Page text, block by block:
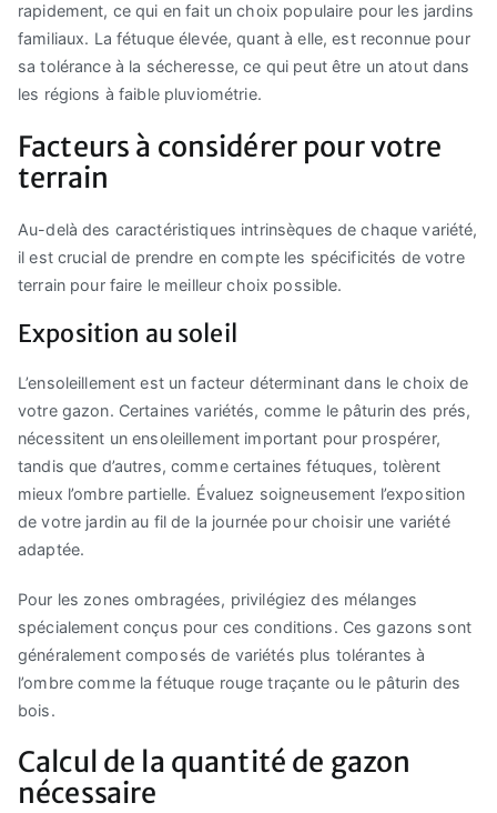
rapidement, ce qui en fait un choix populaire pour les jardins
familiaux. La fétuque élevée, quant à elle, est reconnue pour
sa tolérance à la sécheresse, ce qui peut être un atout dans
les régions à faible pluviométrie.
Facteurs à considérer pour votre
terrain
Au-delà des caractéristiques intrinsèques de chaque variété,
il est crucial de prendre en compte les spécificités de votre
terrain pour faire le meilleur choix possible.
Exposition au soleil
L’ensoleillement est un facteur déterminant dans le choix de
votre gazon. Certaines variétés, comme le pâturin des prés,
nécessitent un ensoleillement important pour prospérer,
tandis que d’autres, comme certaines fétuques, tolèrent
mieux l’ombre partielle. Évaluez soigneusement l’exposition
de votre jardin au fil de la journée pour choisir une variété
adaptée.
Pour les zones ombragées, privilégiez des mélanges
spécialement conçus pour ces conditions. Ces gazons sont
généralement composés de variétés plus tolérantes à
l’ombre comme la fétuque rouge traçante ou le pâturin des
bois.
Calcul de la quantité de gazon
nécessaire